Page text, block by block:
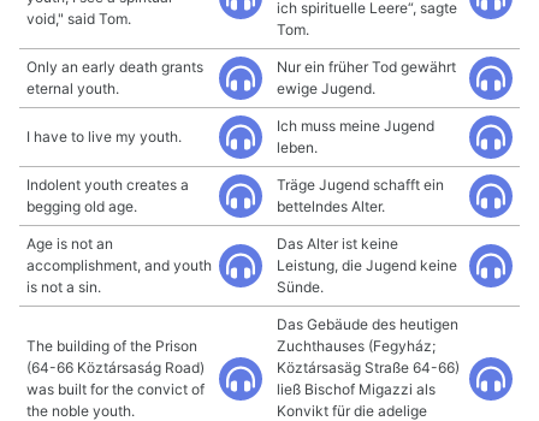
void," said Tom.
ich spirituelle Leere“, sagte
Tom.
Only an early death grants
eternal youth.
Nur ein früher Tod gewährt
ewige Jugend.
I have to live my youth.
Ich muss meine Jugend
leben.
Indolent youth creates a
begging old age.
Träge Jugend schafft ein
bettelndes Alter.
Age is not an
accomplishment, and youth
is not a sin.
Das Alter ist keine
Leistung, die Jugend keine
Sünde.
The building of the Prison
(64-66 Köztársaság Road)
was built for the convict of
the noble youth.
Das Gebäude des heutigen
Zuchthauses (Fegyház;
Köztársasäg Straße 64-66)
ließ Bischof Migazzi als
Konvikt für die adelige